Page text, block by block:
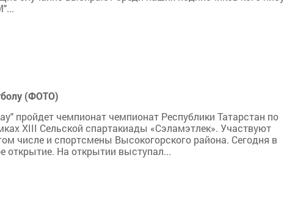
(ФОТО)
пройдет чемпионат чемпионат Республики Татарстан по
XIII Сельской спартакиады «Сэламэтлек». Участвуют
числе и спортсмены Высокогорского района. Сегодня в
открытие. На открытии выступал...